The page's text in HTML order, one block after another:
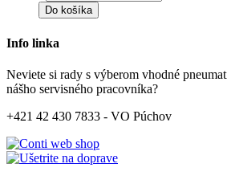
Do košíka
Info linka
Neviete si rady s výberom vhodné
nášho servisného pracovníka?
+421 42 430 7833 - VO Púchov